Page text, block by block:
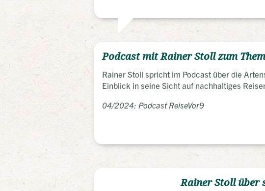
Podcast mit Rainer Stoll zum
Rainer Stoll spricht im Podcast über die
Einblick in seine Sicht auf nachhaltiges
04/2024: Podcast ReiseVor9
Rainer Stoll über